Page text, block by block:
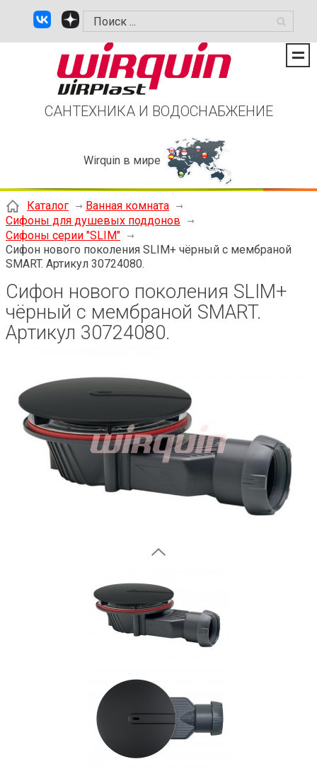
САНТЕХНИКА И ВОДОСНАБЖЕНИЕ
Wirquin в мире
Каталог
Ванная комната
Сифоны для душевых поддонов
Сифоны серии "SLIM"
Сифон нового поколения SLIM+ чёрный с мембраной
SMART. Артикул 30724080.
Сифон нового поколения SLIM+
чёрный с мембраной SMART.
Артикул 30724080.